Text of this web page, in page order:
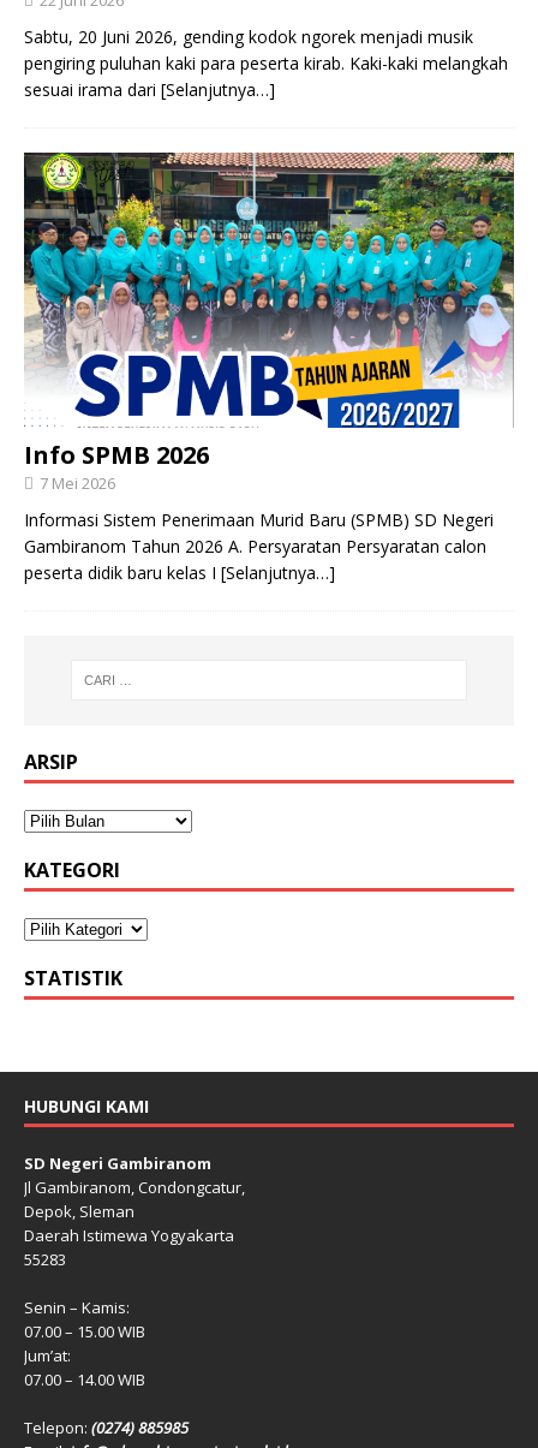
Sabtu, 20 Juni 2026, gending kodok ngorek menjadi musik
pengiring puluhan kaki para peserta kirab. Kaki-kaki melangkah
sesuai irama dari [Selanjutnya…]
Info SPMB 2026
7 Mei 2026
Informasi Sistem Penerimaan Murid Baru (SPMB) SD Negeri
Gambiranom Tahun 2026 A. Persyaratan Persyaratan calon
peserta didik baru kelas I [Selanjutnya…]
ARSIP
KATEGORI
STATISTIK
HUBUNGI KAMI
SD Negeri Gambiranom
Jl Gambiranom, Condongcatur,
Depok, Sleman
Daerah Istimewa Yogyakarta
55283
Senin – Kamis:
07.00 – 15.00 WIB
Jum’at:
07.00 – 14.00 WIB
Telepon: (0274) 885985